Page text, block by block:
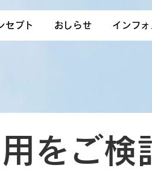
セプト おしらせ インフ
をご検